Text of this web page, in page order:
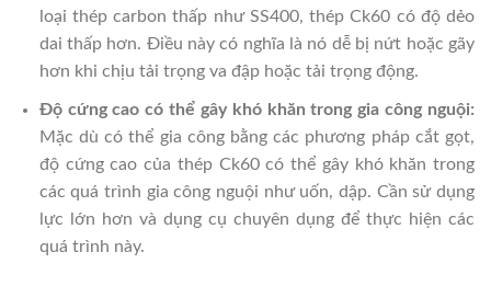
loại thép carbon thấp như SS400, thép Ck60 có độ dẻo
dai thấp hơn. Điều này có nghĩa là nó dễ bị nứt hoặc gãy
hơn khi chịu tải trọng va đập hoặc tải trọng động.
Độ cứng cao có thể gây khó khăn trong gia công nguội:
Mặc dù có thể gia công bằng các phương pháp cắt gọt,
độ cứng cao của thép Ck60 có thể gây khó khăn trong
các quá trình gia công nguội như uốn, dập. Cần sử dụng
lực lớn hơn và dụng cụ chuyên dụng để thực hiện các
quá trình này.